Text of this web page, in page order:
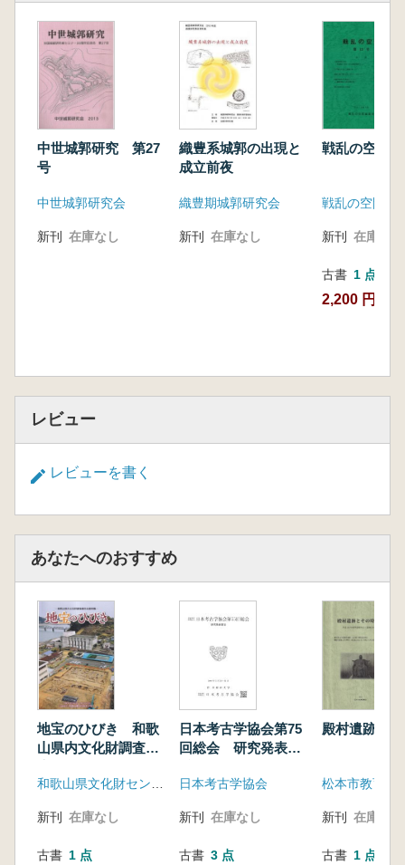
埼玉県史を例に
中世城郭研究 第27
号
中世城郭研究会
新刊 在庫なし
織豊系城郭の出現と
成立前夜
織豊期城郭研究会
新刊 在庫なし
戦乱の空間
戦乱の空間編
新刊 在庫なし
古書 1 点
2,200 円
レビュー
レビューを書く
あなたへのおすすめ
地宝のひびき 和歌
山県内文化財調査報
新刊 在庫なし
古書 1 点
日本考古学協会第75
回総会 研究発表要
日本考古学協会
新刊 在庫なし
古書 3 点
殿村遺跡と
松本市教育委
新刊 在庫なし
古書 1 点